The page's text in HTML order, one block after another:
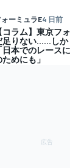
ォーミュラE4 日前
コラム】東京フ
足りない……しか
日本でのレース
ためにも」